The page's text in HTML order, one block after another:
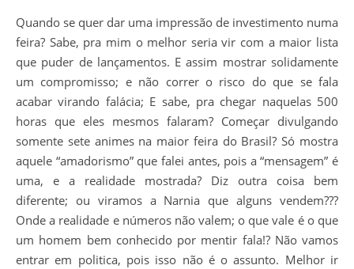
Quando se quer dar uma impressão de investimento numa
feira? Sabe, pra mim o melhor seria vir com a maior lista
que puder de lançamentos. E assim mostrar solidamente
um compromisso; e não correr o risco do que se fala
acabar virando falácia; E sabe, pra chegar naquelas 500
horas que eles mesmos falaram? Começar divulgando
somente sete animes na maior feira do Brasil? Só mostra
aquele “amadorismo” que falei antes, pois a “mensagem” é
uma, e a realidade mostrada? Diz outra coisa bem
diferente; ou viramos a Narnia que alguns vendem???
Onde a realidade e números não valem; o que vale é o que
um homem bem conhecido por mentir fala!? Não vamos
entrar em politica, pois isso não é o assunto. Melhor ir